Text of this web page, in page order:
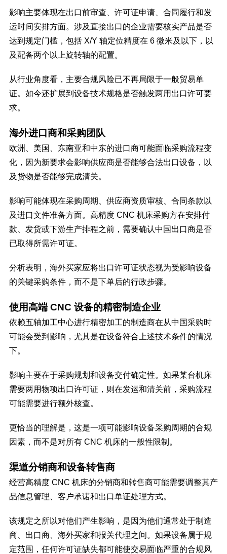
影响主要体现在出口前审查、许可证申请、合同履行和发
运时间安排方面。涉及直接出口的企业需要核实产品是否
达到规定门槛，包括 X/Y 轴定位精度在 6 微米及以下，以
及配备两个以上旋转轴的配置。
从行业角度看，主要合规风险已不再局限于一般贸易单
证。如今还扩展到设备技术规格是否触发两用出口许可要
求。
海外进口商和采购团队
欧洲、美国、东南亚和中东的进口商可能面临采购流程变
化，因为新要求会影响供应商是否能够合法出口设备，以
及货物是否能够完成清关。
影响可能体现在采购周期、供应商资质审核、合同条款以
及进口文件准备方面。高精度 CNC 机床采购方在安排付
款、发货或下游生产排程之前，需要确认中国出口商是否
已取得所需许可证。
分析表明，海外买家应将出口许可证状态视为受影响设备
的关键采购条件，而不是下单后的行政步骤。
使用高端 CNC 设备的精密制造企业
依赖五轴加工中心进行精密加工的制造商在从中国采购时
可能会受到影响，尤其是在设备符合上述技术条件的情况
下。
影响主要在于采购规划和设备交付确定性。如果某台机床
需要两用物项出口许可证，则在发运和清关前，采购流程
可能需要进行额外核查。
更恰当的理解是，这是一项可能影响设备采购周期的合规
因素，而不是对所有 CNC 机床的一般性限制。
渠道分销商和设备转售商
经营高精度 CNC 机床的分销商和转售商可能需要调整其产
品信息管理、客户承诺和出口单证处理方式。
该规定之所以对他们产生影响，是因为他们通常处于制造
商、出口商、海外买家和报关代理之间。如果设备属于规
定范围，任何许可证缺失都可能使交易面临严重的合规风